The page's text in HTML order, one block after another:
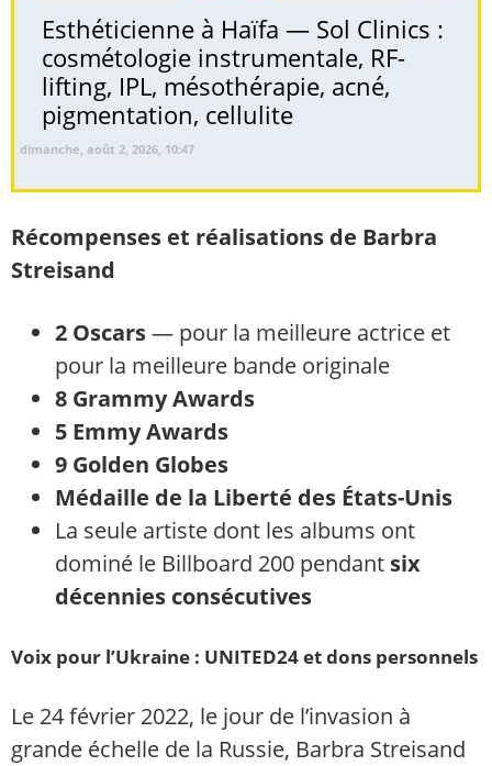
Esthéticienne à Haïfa — Sol Clinics :
cosmétologie instrumentale, RF-
lifting, IPL, mésothérapie, acné,
pigmentation, cellulite
dimanche, août 2, 2026, 10:47
Récompenses et réalisations de Barbra
Streisand
2 Oscars— pour la meilleure actrice et
pour la meilleure bande originale
8 Grammy Awards
5 Emmy Awards
9 Golden Globes
Médaille de la Liberté des États-Unis
La seule artiste dont les albums ont
dominé le Billboard 200 pendant six
décennies consécutives
Voix pour l’Ukraine : UNITED24 et dons personnels
Le 24 février 2022, le jour de l’invasion à
grande échelle de la Russie, Barbra Streisand